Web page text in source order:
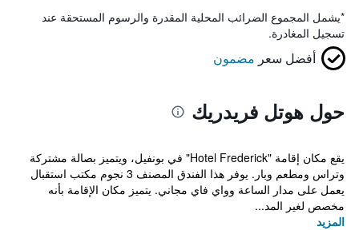
*يشمل المجموع الضرائب المحلية المقدرة والرسوم المستحقة عند
تسجيل المغادرة.
أفضل سعر مضمون
حول هوتل فريدريك
يقع مكان إقامة "Hotel Frederick" في بونفيل، ويتميز بصالة مشتركة
وتراس ومطعم وبار. يوفر هذا الفندق المصنف 3 نجوم مكتب استقبال
يعمل على مدار الساعة وواي فاي مجاني. يتميز مكان الإقامة بأنه
مخصص لغير المد...
المزيد